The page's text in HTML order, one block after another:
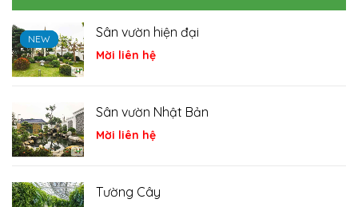
NEW Sân vườn hiện đại
Mời liên hệ
NEW
Sân vườn Nhật Bản
Mời liên hệ
NEW
Tường Cây